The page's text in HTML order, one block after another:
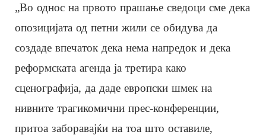
„Во однос на првото прашање сведоци сме дека
опозицијата од петни жили се обидува да
создаде впечаток дека нема напредок и дека
реформската агенда ја третира како
сценографија, да даде европски шмек на
нивните трагикомични прес-конференции,
притоа заборавајќи на тоа што оставиле,